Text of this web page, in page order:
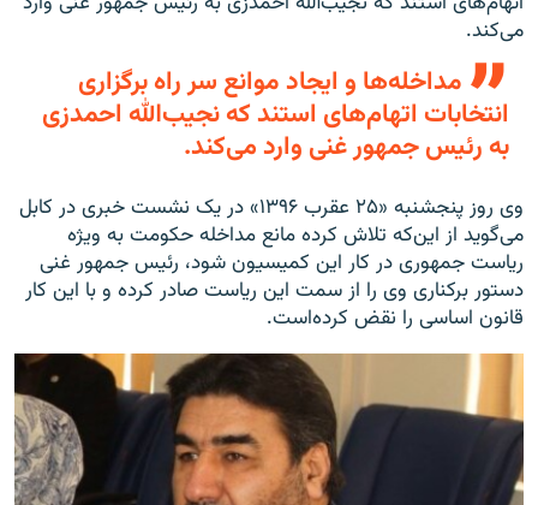
همۀ سایت‌های رادیو آزادی/ رادیو اروپای آزادمی‌کند.
مداخله‌ها و ایجاد موانع سر راه برگزاری
انتخابات اتهام‌های استند که نجیب‌الله احمدزی
به رئیس جمهور غنی وارد می‌کند.
وی روز پنجشنبه «۲۵ عقرب ۱۳۹۶» در یک نشست خبری در کابل
می‌گوید از این‌که تلاش کرده مانع مداخله حکومت به ویژه
ریاست جمهوری در کار این کمیسیون شود، رئیس جمهور غنی
دستور برکناری وی را از سمت این ریاست صادر کرده و با این کار
قانون اساسی را نقض کرده‌است.